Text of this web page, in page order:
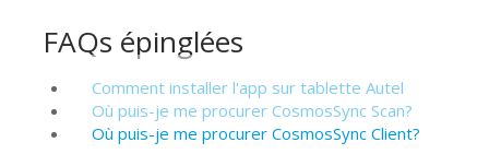
FAQs épinglées
Comment installer l'app sur tablette Autel
Où puis-je me procurer CosmosSync Scan?
Où puis-je me procurer CosmosSync Client?